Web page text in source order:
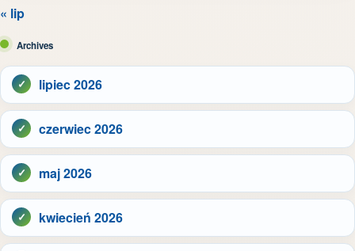
« lip
Archives
lipiec 2026
czerwiec 2026
maj 2026
kwiecień 2026